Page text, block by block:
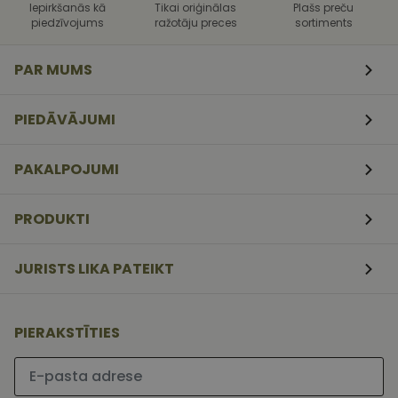
Iepirkšanās kā
piedzīvojums
Tikai oriģinālas
ražotāju preces
Plašs preču
sortiments
PAR MUMS
PIEDĀVĀJUMI
PAKALPOJUMI
PRODUKTI
JURISTS LIKA PATEIKT
PIERAKSTĪTIES
Lūdzu ievadiet e-pasta adresi
tīmekļa
veidlapām.
izmanto
Script.com
sīkfailu
ir
lai Cookie-
darbotos